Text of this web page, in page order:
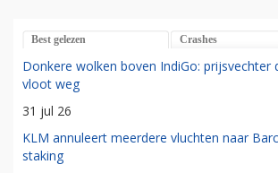
Best gelezen Crashes
Donkere wolken boven IndiGo: prijsvechter
vloot weg
31 jul 26
KLM annuleert meerdere vluchten naar
staking